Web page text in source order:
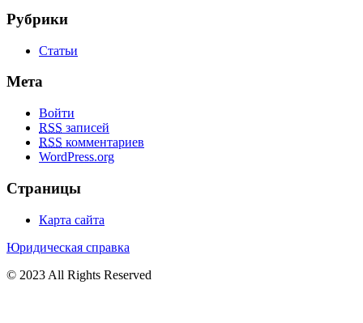
Рубрики
Статьи
Мета
Войти
RSS записей
RSS комментариев
WordPress.org
Страницы
Карта сайта
Юридическая справка
© 2023 All Rights Reserved